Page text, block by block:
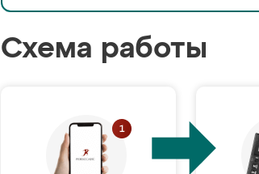
Схема работы